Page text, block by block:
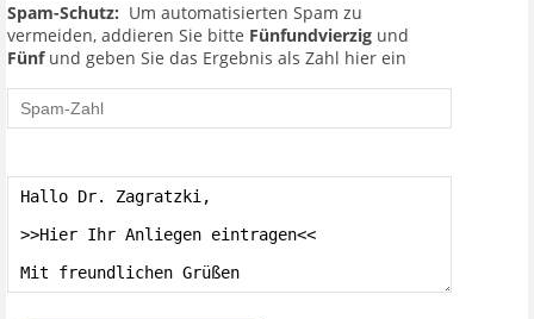
Spam-Schutz: Um automatisierten Spam zu
vermeiden, addieren Sie bitte Fünfundvierzig und
Fünfund geben Sie das Ergebnis als Zahl hier ein